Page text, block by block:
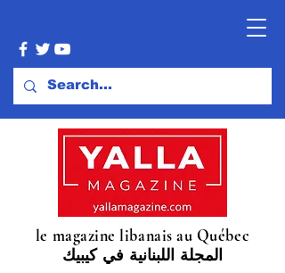
le magazine libanais au Québec
المجلة اللبنانية في كيبيك